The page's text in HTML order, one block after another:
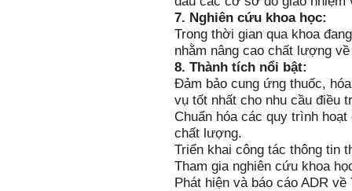
7. Nghiên cứu khoa học:
Trong thời gian qua khoa
nhằm nâng cao chất lượng
8. Thành tích nổi bật:
Đảm bảo cung ứng thuốc,
vụ tốt nhất cho nhu cầu điều
Chuẩn hóa các quy trình
chất lượng.
Triển khai công tác thông tin
Tham gia nghiên cứu khoa
Phát hiện và báo cáo ADR